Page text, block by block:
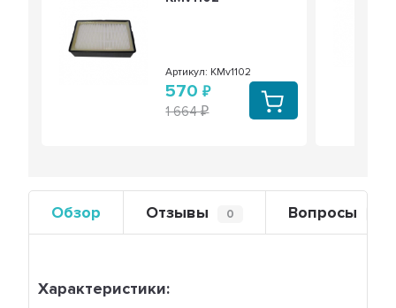
Артикул: KMv1102
570
1 664
Обзор Отзывы 0 Вопросы
Характеристики: